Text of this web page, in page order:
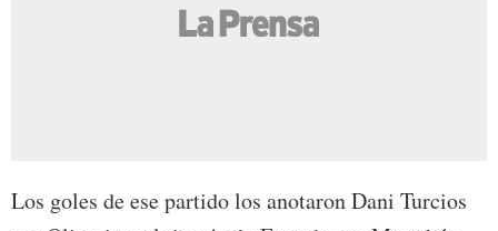
Los goles de ese partido los anotaron Dani Turcios